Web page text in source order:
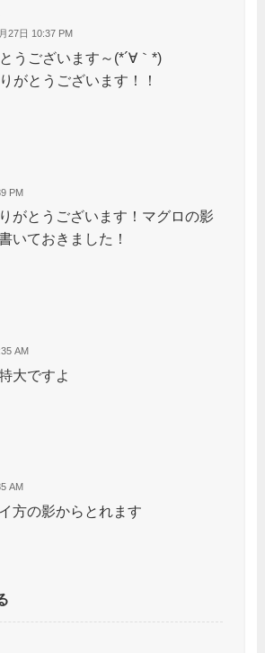
27日 10:37 PM
うございます～(*´∀｀*)
がとうございます！！
PM
がとうございます！マグロの影
いておきました！
AM
大ですよ
AM
方の影からとれます